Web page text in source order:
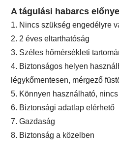
A tágulási habarcs
1. Nincs szükség engedélyre
2. 2 éves eltarthatóság
3. Széles hőmérsékleti
4. Biztonságos helyen
légykőmentesen, mérgező
5. Könnyen használható,
6. Biztonsági adatlap elérhető
7. Gazdaság
8. Biztonság a közelben